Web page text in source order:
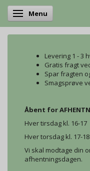
Skifte navigation
Menu
Levering 1 - 3
Gratis fragt
Spar fragten
Smagsprøve
Åbent for
Hver tirsdag kl. 16-17
Hver torsdag kl. 17-18
Vi skal modtage din
afhentningsdagen.